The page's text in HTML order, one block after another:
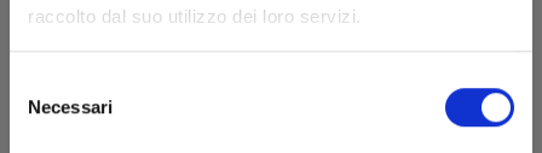
raccolto dal suo utilizzo dei loro servizi.
delNecessari